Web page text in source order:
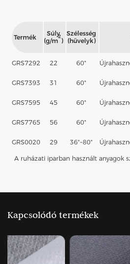
Termék
Súly
(g/m
2
)
Szélesség
(hüvelyk)
GRS7292 22 60"
GRS7393 31 60"
GRS7595 45 60"
GRS7765 56 60"
GRS0020 29 36"~80"
A ruházati iparban használt anyagok
Kapcsolódó termékek